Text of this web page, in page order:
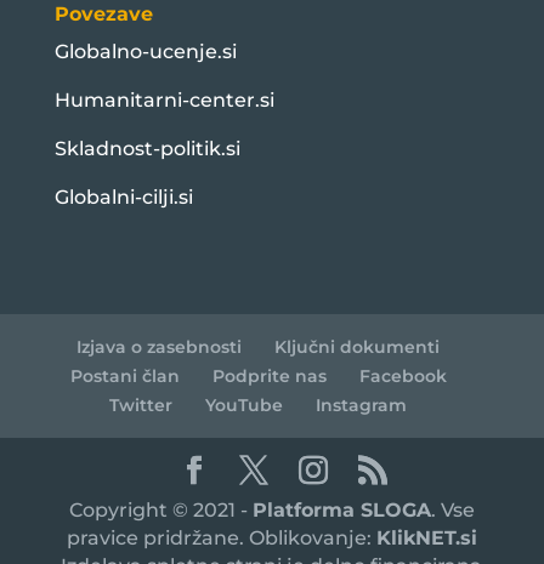
Povezave
Globalno-ucenje.si
Humanitarni-center.si
Skladnost-politik.si
Globalni-cilji.si
Izjava o zasebnosti
Ključni dokumenti
Postani član
Podprite nas
Facebook
Twitter
YouTube Instagram
Copyright © 2021 - Platforma SLOGA. Vse
pravice pridržane. Oblikovanje: KlikNET.si